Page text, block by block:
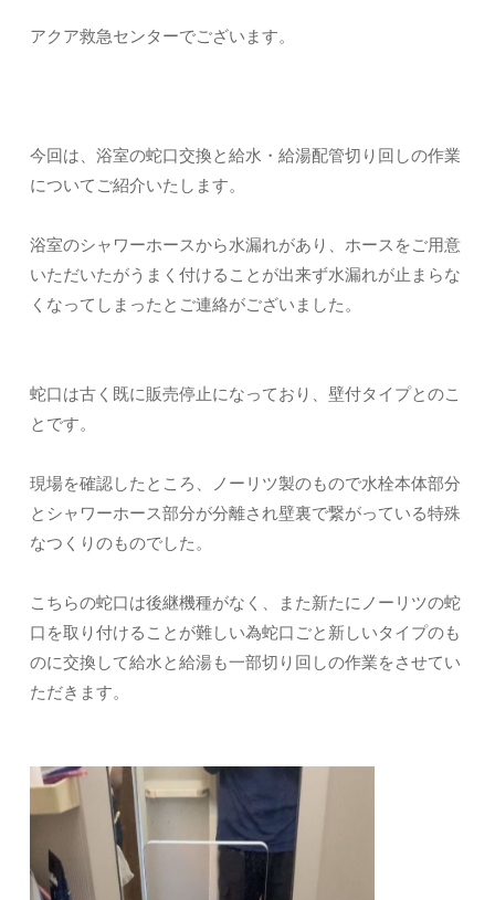
アクア救急センターでございます。
今回は、浴室の蛇口交換と給水・給湯配管切り回しの作業
についてご紹介いたします。
浴室のシャワーホースから水漏れがあり、ホースをご用意
いただいたがうまく付けることが出来ず水漏れが止まらな
くなってしまったとご連絡がございました。
蛇口は古く既に販売停止になっており、壁付タイプとのこ
とです。
現場を確認したところ、ノーリツ製のもので水栓本体部分
とシャワーホース部分が分離され壁裏で繋がっている特殊
なつくりのものでした。
こちらの蛇口は後継機種がなく、また新たにノーリツの蛇
口を取り付けることが難しい為蛇口ごと新しいタイプのも
のに交換して給水と給湯も一部切り回しの作業をさせてい
ただきます。